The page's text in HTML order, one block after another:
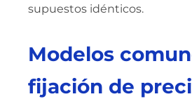
supuestos idénticos.
Modelos
fijación de